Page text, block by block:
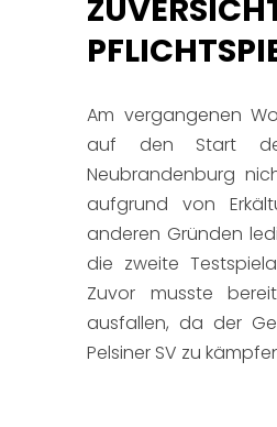
Am vergangenen
auf den Start
Neubrandenburg
aufgrund von
anderen Gründen
die zweite
Zuvor musste
ausfallen, da der
Pelsiner SV zu